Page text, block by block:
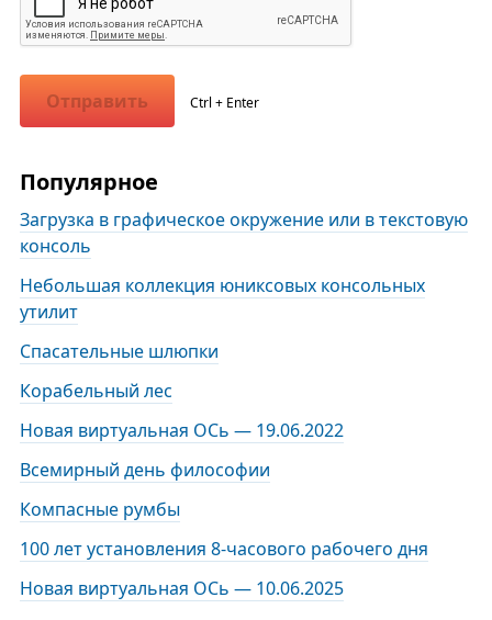
Отправить Ctrl + Enter
Популярное
Загрузка в графическое окружение или в текстовую
консоль
Небольшая коллекция юниксовых консольных
утилит
Спасательные шлюпки
Корабельный лес
Новая виртуальная ОСь — 19.06.2022
Всемирный день философии
Компасные румбы
100 лет установления 8-часового рабочего дня
Новая виртуальная ОСь — 10.06.2025